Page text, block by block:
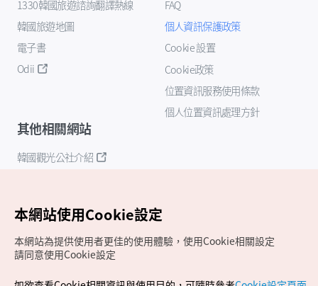
1330韓國旅遊諮詢翻譯熱線
韓國旅遊地圖
電子書
Odii
FAQ
個人資訊保護政策
Cookie 設置
Cookie政策
位置資訊服務使用條款
個人位置資訊處理方針
其他相關網站
韓國觀光公社介紹
本網站使用Cookie設定
本網站為提供使用者更佳的使用體驗，使用Cookie相關設定
請同意使用Cookie設定